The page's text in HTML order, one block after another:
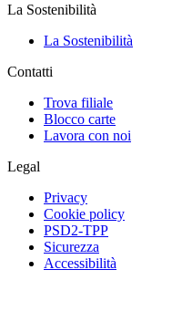
La Sostenibilità
La Sostenibilità
Contatti
Trova filiale
Blocco carte
Lavora con noi
Legal
Privacy
Cookie policy
PSD2-TPP
Sicurezza
Accessibilità